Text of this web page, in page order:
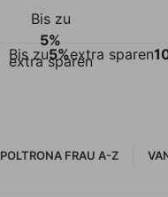
Bis zu5%extra sparen
Bis zu
5%
extra sparen
POLTRONA FRAU A-Z